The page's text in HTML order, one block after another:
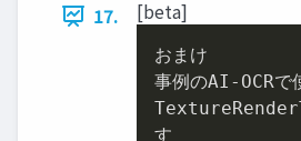
17. [beta]
おまけ
事例のAI-OCRで